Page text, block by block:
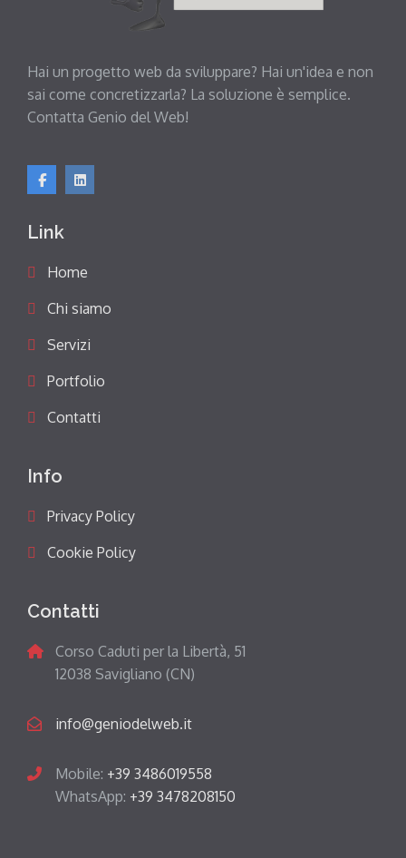
Hai un progetto web da sviluppare? Hai un'idea e non
sai come concretizzarla? La soluzione è semplice.
Contatta Genio del Web!
Link
Home
Chi siamo
Servizi
Portfolio
Contatti
Info
Privacy Policy
Cookie Policy
Contatti
Corso Caduti per la Libertà, 51
12038 Savigliano (CN)
info@geniodelweb.it
Mobile: +39 3486019558
WhatsApp: +39 3478208150